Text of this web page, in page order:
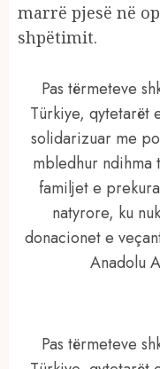
marrë pjesë në
shpëtimit.
Pas tërmeteve
Türkiye, qytetarët
solidarizuar me
mbledhur ndihma
familjet e
natyrore, ku
donacionet e
Anadolu
Pas tërmeteve